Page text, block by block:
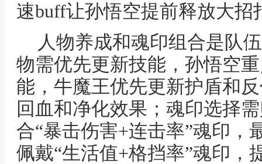
速buff让孙悟空提前释放大招
人物养成和魂印组合是队
物需优先更新技能，孙悟空
能，牛魔王优先更新护盾和
回血和净化效果；魂印选择
合“暴击伤害+连击率”魂印，
佩戴“生活值+格挡率”魂印，